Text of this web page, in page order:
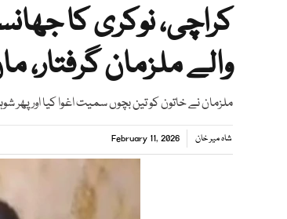
کراچی، نوکری کا
والے ملزمان گرفتار، ماں، 3 بچے
ملزمان نے خاتون کو تین بچوں سمیت اغوا کیا اور پھر
شاہ میر خان February 11, 2026